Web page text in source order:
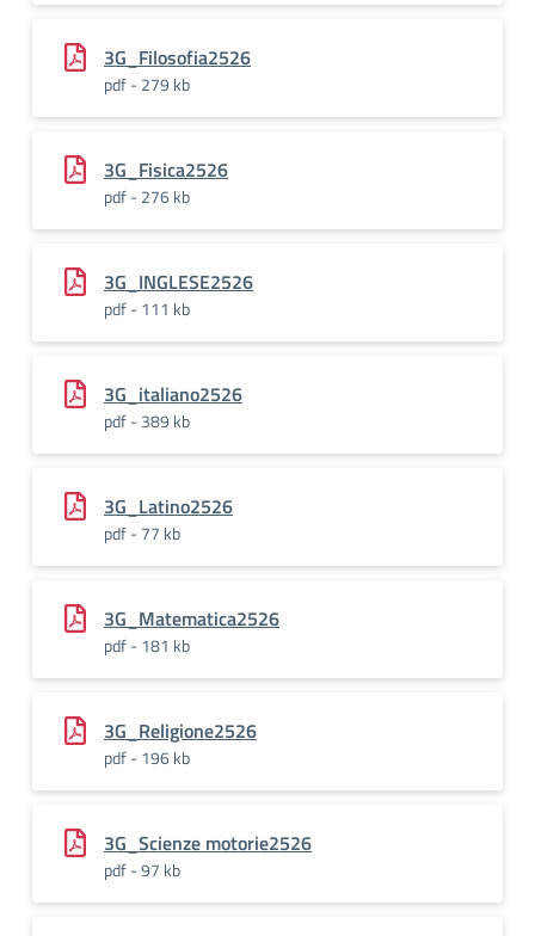
3G_Filosofia2526
pdf - 279 kb
3G_Fisica2526
pdf - 276 kb
3G_INGLESE2526
pdf - 111 kb
3G_italiano2526
pdf - 389 kb
3G_Latino2526
pdf - 77 kb
3G_Matematica2526
pdf - 181 kb
3G_Religione2526
pdf - 196 kb
3G_Scienze motorie2526
pdf - 97 kb